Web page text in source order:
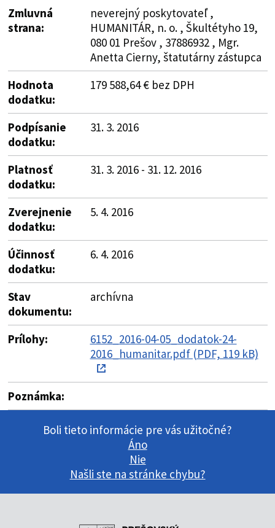
Zmluvná
strana:
neverejný poskytovateľ ,
HUMANITÁR, n. o. , Škultétyho 19,
080 01 Prešov , 37886932 , Mgr.
Anetta Cierny, štatutárny zástupca
Hodnota
dodatku:
179 588,64 € bez DPH
Podpísanie
dodatku:
31. 3. 2016
Platnosť
dodatku:
31. 3. 2016 - 31. 12. 2016
Zverejnenie
dodatku:
5. 4. 2016
Účinnosť
dodatku:
6. 4. 2016
Stav
dokumentu:
archívna
Prílohy:
6152_2016-04-05_dodatok-24-
2016_humanitar.pdf (PDF, 119 kB)
Poznámka:
Boli tieto informácie pre vás užitočné?
Áno
Nie
Našli ste na stránke chybu?